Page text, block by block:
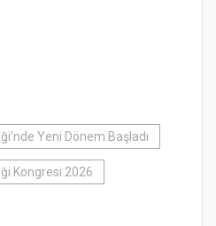
Yeni Dönem Başladı
Kongresi 2026